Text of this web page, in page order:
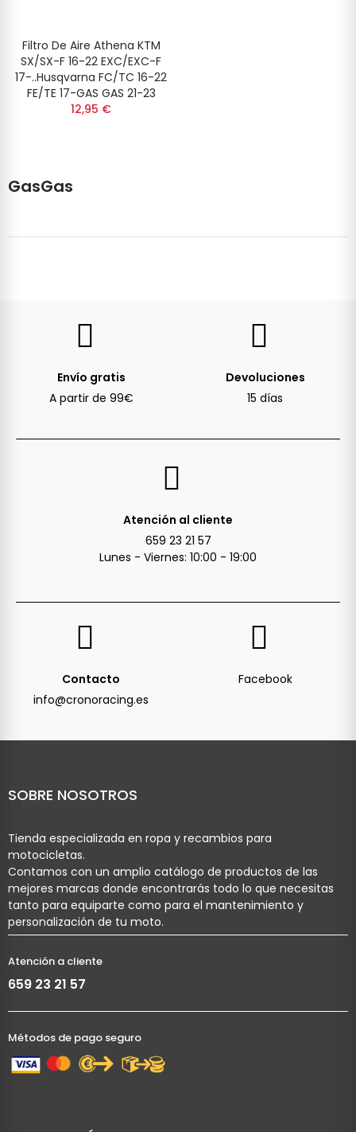
Filtro De Aire Athena KTM
SX/SX-F 16-22 EXC/EXC-F
17-..Husqvarna FC/TC 16-22
FE/TE 17-GAS GAS 21-23
12,95 €
GasGas
Envío gratis
A partir de 99€
Devoluciones
15 días
Atención al cliente
659 23 21 57
Lunes - Viernes: 10:00 - 19:00
Contacto
info@cronoracing.es
Facebook
SOBRE NOSOTROS
Tienda especializada en ropa y recambios para
motocicletas.
Contamos con un amplio catálogo de productos de las
mejores marcas donde encontrarás todo lo que necesitas
tanto para equiparte como para el mantenimiento y
personalización de tu moto.
Atención a cliente
659 23 21 57
Métodos de pago seguro